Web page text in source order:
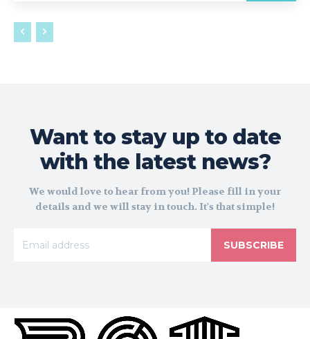
Want to stay up to date
with the latest news?
We would love to hear from you! Please fill in your
details and we will stay in touch. It's that simple!
SUBSCRIBE